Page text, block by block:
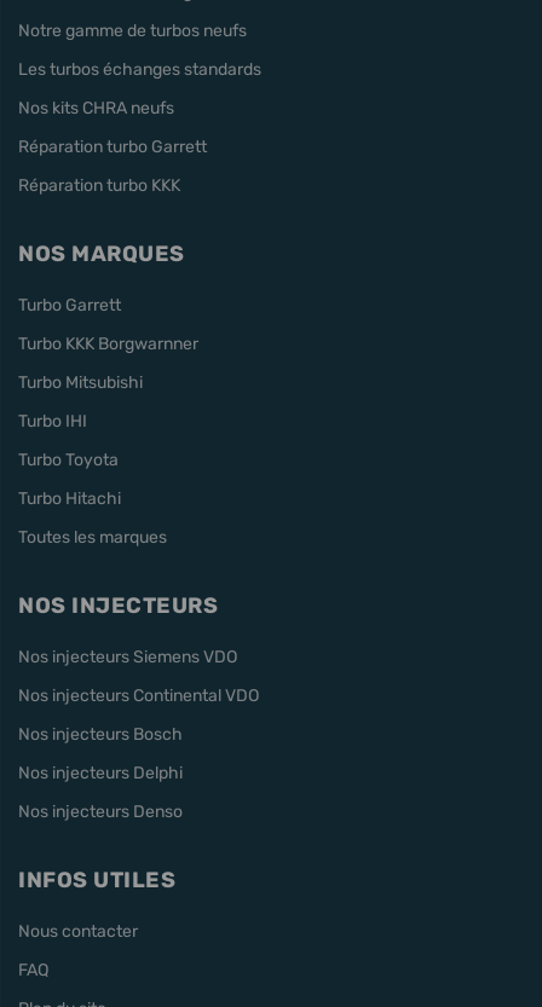
Notre gamme de turbos neufs
Les turbos échanges standards
Nos kits CHRA neufs
Réparation turbo Garrett
Réparation turbo KKK
NOS MARQUES
Turbo Garrett
Turbo KKK Borgwarnner
Turbo Mitsubishi
Turbo IHI
Turbo Toyota
Turbo Hitachi
Toutes les marques
NOS INJECTEURS
Nos injecteurs Siemens VDO
Nos injecteurs Continental VDO
Nos injecteurs Bosch
Nos injecteurs Delphi
Nos injecteurs Denso
INFOS UTILES
Nous contacter
FAQ